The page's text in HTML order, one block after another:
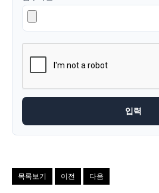
목록보기 이전 다음